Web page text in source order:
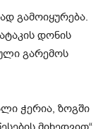
გამოიყურება.
დონის
გარემოს
ჭერია, ზოგში